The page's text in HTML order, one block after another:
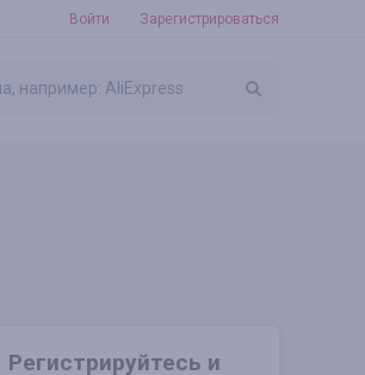
Войти Зарегистрироваться
Регистрируйтесь и